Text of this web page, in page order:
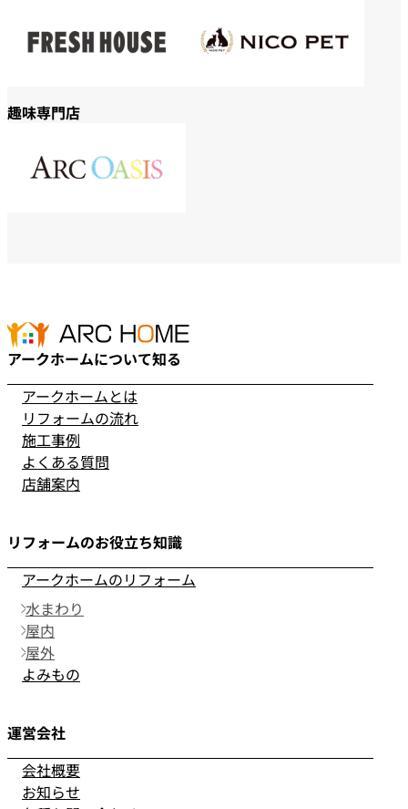
趣味専門店
アークホームについて知る
アークホームとは
リフォームの流れ
施工事例
よくある質問
店舗案内
リフォームのお役立ち知識
アークホームのリフォーム
水まわり
屋内
屋外
よみもの
運営会社
会社概要
お知らせ